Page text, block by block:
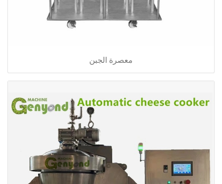
معصرة الجبن